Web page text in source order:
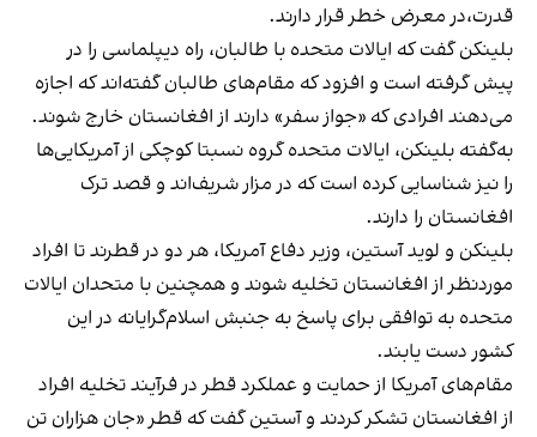
قدرت،در معرض خطر قرار دارند.
بلینکن گفت که ایالات متحده با طالبان، راه دیپلماسی را در
پیش گرفته است و افزود که مقام‌های طالبان گفته‌اند که اجازه
می‌دهند افرادی که «جواز سفر» دارند از افغانستان خارج شوند.
به‌گفته بلینکن، ایالات متحده گروه نسبتا کوچکی از آمریکایی‌ها
را نیز شناسایی کرده است که در مزار شریف‌اند و قصد ترک
افغانستان را دارند.
بلینکن و لوید آستین، وزیر دفاع آمریکا، هر دو در قطرند تا افراد
موردنظر از افغانستان تخلیه شوند و همچنین با متحدان ایالات
متحده به توافقی برای پاسخ به جنبش اسلام‌گرایانه در این
کشور دست یابند.
مقام‌های آمریکا از حمایت و عملکرد قطر در فرآیند تخلیه افراد
از افغانستان تشکر کردند و آستین گفت که قطر «جان هزاران تن